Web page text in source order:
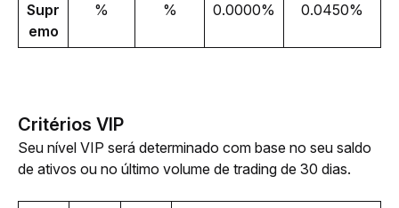
Supr
emo
%
%
0.0000% 0.0450%
Critérios VIP
Seu nível VIP será determinado com base no seu saldo
de ativos ou no último volume de trading de 30 dias.